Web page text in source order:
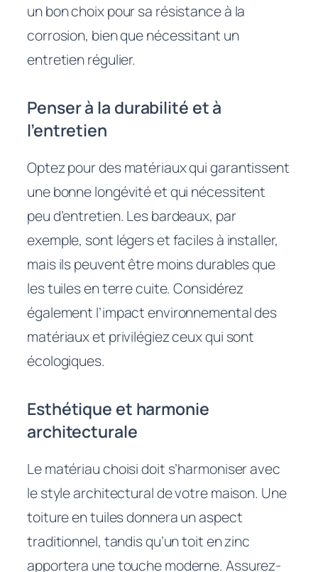
un bon choix pour sa résistance à la
corrosion, bien que nécessitant un
entretien régulier.
Penser à la durabilité et à
l’entretien
Optez pour des matériaux qui garantissent
une bonne longévité et qui nécessitent
peu d’entretien. Les bardeaux, par
exemple, sont légers et faciles à installer,
mais ils peuvent être moins durables que
les tuiles en terre cuite. Considérez
également l’impact environnemental des
matériaux et privilégiez ceux qui sont
écologiques.
Esthétique et harmonie
architecturale
Le matériau choisi doit s’harmoniser avec
le style architectural de votre maison. Une
toiture en tuiles donnera un aspect
traditionnel, tandis qu’un toit en zinc
apportera une touche moderne. Assurez-